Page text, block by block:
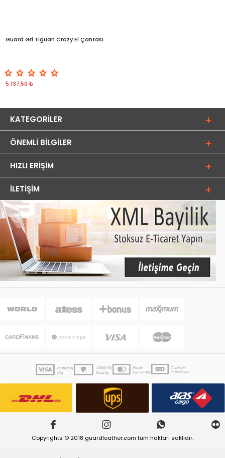
Guard Gri Tiguan Crazy El Çantası
5.137,50 ₺
KATEGORILER
ÖNEMLI BILGILER
HIZLI ERIŞIM
İLETIŞIM
Copyrights © 2018 guardleather.com tüm hakları saklıdır.